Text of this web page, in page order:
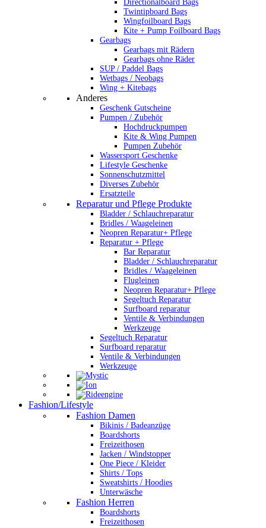
Directionalboard Bags
Twintipboard Bags
Wingfoilboard Bags
Kite + Pump Foilboard Bags
Gearbags
Gearbags mit Rädern
Gearbags ohne Räder
SUP / Paddel Bags
Wetbags / Neobags
Wing + Kitebags
Anderes
Geschenk Gutscheine
Pumpen / Zubehör
Hochdruckpumpen
Kite & Wing Pumpen
Pumpen Zubehör
Wassersport Geschenke
Lifestyle Geschenke
Sonnenschutzmittel
Diverses Zubehör
Ersatzteile
Reparatur und Pflege Produkte
Bladder / Schlauchreparatur
Bridles / Waageleinen
Neopren Reparatur+ Pflege
Reparatur + Pflege
Bar Reparatur
Bladder / Schlauchreparatur
Bridles / Waageleinen
Flugleinen
Neopren Reparatur+ Pflege
Segeltuch Reparatur
Surfboard reparatur
Ventile & Verbindungen
Werkzeuge
Segeltuch Reparatur
Surfboard reparatur
Ventile & Verbindungen
Werkzeuge
Fashion/Lifestyle
Fashion Damen
Bikinis / Badeanzüge
Boardshorts
Freizeithosen
Jacken / Windstopper
One Piece / Kleider
Shirts / Tops
Sweatshirts / Hoodies
Unterwäsche
Fashion Herren
Boardshorts
Freizeithosen